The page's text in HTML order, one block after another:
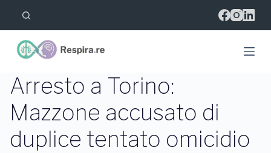
l
c
n
t
n
Arresto a Torino:
Mazzone accusato di
duplice tentato omicidio